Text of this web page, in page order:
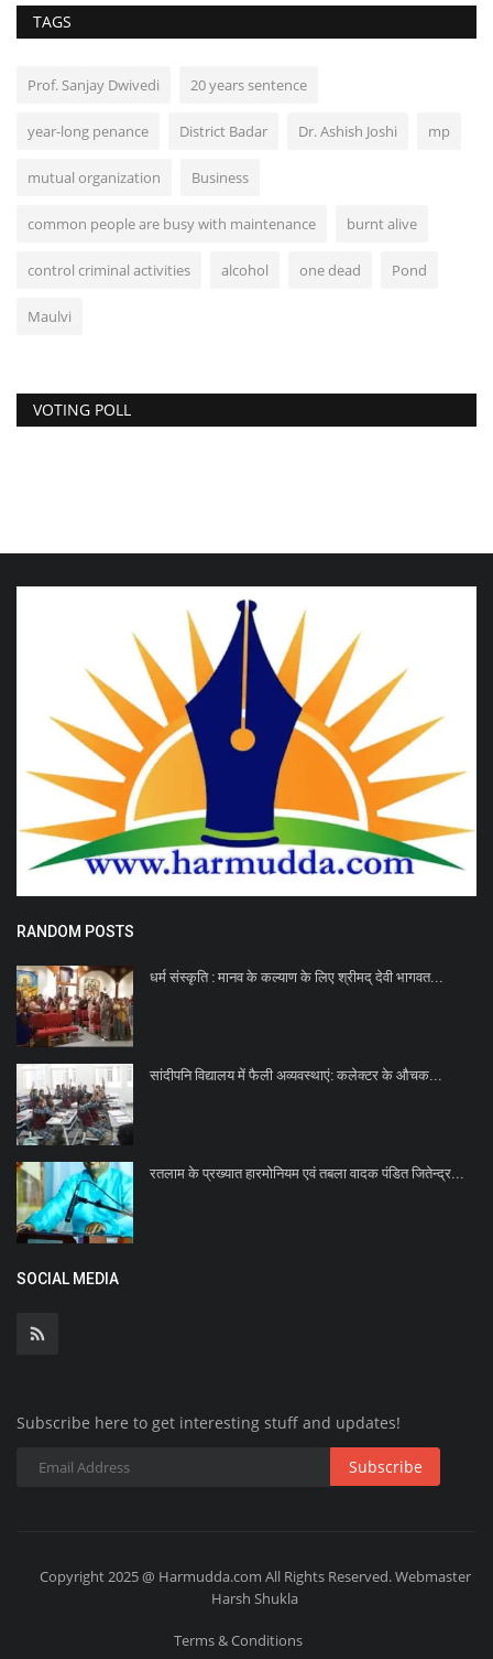
TAGS
Prof. Sanjay Dwivedi 20 years sentence
year-long penance District Badar Dr. Ashish Joshi mp
mutual organization Business
common people are busy with maintenance burnt alive
control criminal activities alcohol one dead Pond
Maulvi
VOTING POLL
RANDOM POSTS
धर्म संस्कृति : मानव के कल्याण के लिए श्रीमद् देवी भागवत...
सांदीपनि विद्यालय में फैली अव्यवस्थाएं: कलेक्टर के औचक...
रतलाम के प्रख्यात हारमोनियम एवं तबला वादक पंडित जितेन्द्र...
SOCIAL MEDIA
Subscribe here to get interesting stuff and updates!
Subscribe
Copyright 2025 @ Harmudda.com All Rights Reserved. Webmaster
Harsh Shukla
Terms & Conditions